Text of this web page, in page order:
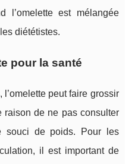
l’omelette est mélangée
diététistes.
pour la santé
peut faire grossir
raison de ne pas consulter
souci de poids. Pour les
il est important de